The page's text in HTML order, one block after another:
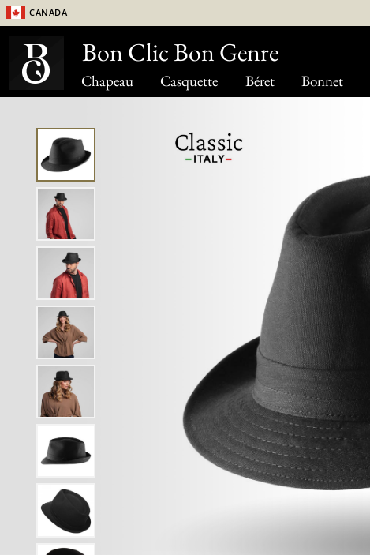
Chapeau Casquette Béret Bonnet
Canada
Bon Clic Bon Genre